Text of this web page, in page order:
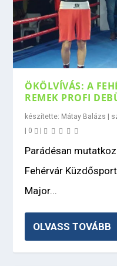
ÖKÖLVÍVÁS: A
REMEK PROFI
készítette: Mátay Balázs |
| 0 |
Parádésan
Fehérvár
Major...
OLVASS TOVÁBB